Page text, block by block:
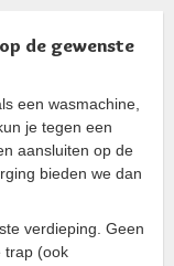
de gewenste
een wasmachine,
je tegen een
aansluiten op de
bieden we dan
verdieping. Geen
trap (ook